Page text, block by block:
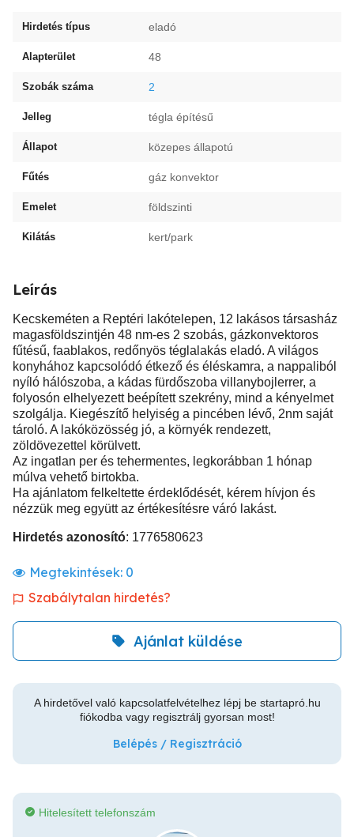
Hirdetés típus eladó
Alapterület 48
Szobák száma 2
Jelleg tégla építésű
Állapot közepes állapotú
Fűtés gáz konvektor
Emelet földszinti
Kilátás kert/park
Leírás
Kecskeméten a Reptéri lakótelepen, 12 lakásos társasház
magasföldszintjén 48 nm-es 2 szobás, gázkonvektoros
fűtésű, faablakos, redőnyös téglalakás eladó. A világos
konyhához kapcsolódó étkező és éléskamra, a nappaliból
nyíló hálószoba, a kádas fürdőszoba villanybojlerrer, a
folyosón elhelyezett beépített szekrény, mind a kényelmet
szolgálja. Kiegészítő helyiség a pincében lévő, 2nm saját
tároló. A lakóközösség jó, a környék rendezett,
zöldövezettel körülvett.
Az ingatlan per és tehermentes, legkorábban 1 hónap
múlva vehető birtokba.
Ha ajánlatom felkeltette érdeklődését, kérem hívjon és
nézzük meg együtt az értékesítésre váró lakást.
Hirdetés azonosító: 1776580623
Megtekintések: 0
Szabálytalan hirdetés?
Ajánlat küldése
A hirdetővel való kapcsolatfelvételhez lépj be startapró.hu
fiókodba vagy regisztrálj gyorsan most!
Belépés / Regisztráció
Hitelesített telefonszám